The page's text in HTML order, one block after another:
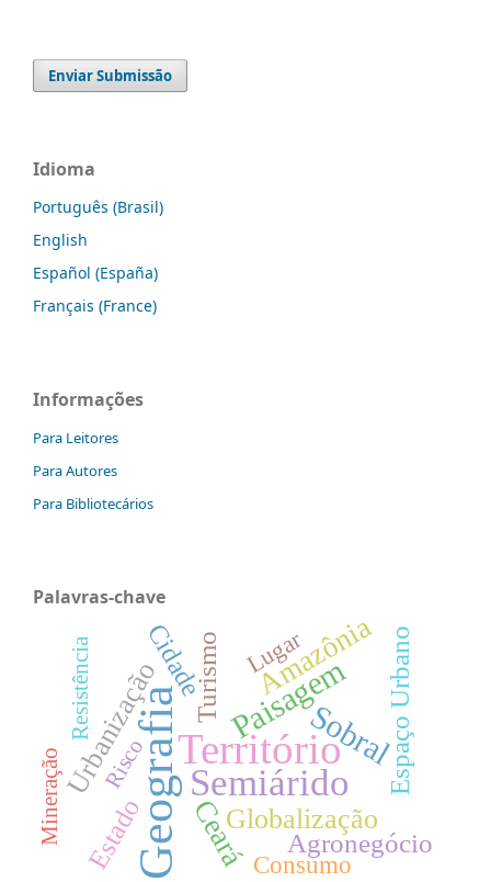
Enviar Submissão
Idioma
Português (Brasil)
English
Español (España)
Français (France)
Informações
Para Leitores
Para Autores
Para Bibliotecários
Palavras-chave
GeografiaTerritório
Semiárido
Sobral
Paisagem
Ceará
Amazônia
Globalização
Urbanização
Agronegócio
Espaço Urbano
Turismo
Cidade
Estado Consumo
Lugar
Resistência
Risco
Mineração